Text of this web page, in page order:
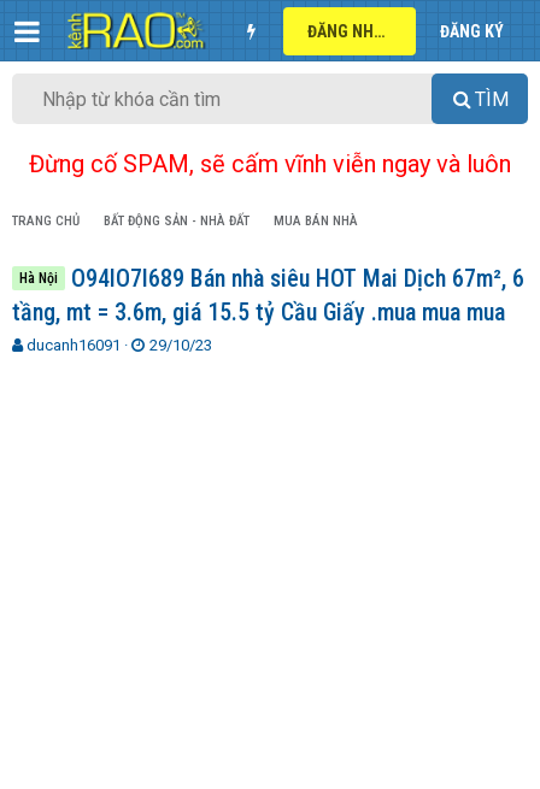
ĐĂNG NHẬP ĐĂNG KÝ
TÌM
Đừng cố SPAM, sẽ cấm vĩnh viễn ngay và luôn
TRANG CHỦ BẤT ĐỘNG SẢN - NHÀ ĐẤT MUA BÁN NHÀ
Hà Nội
O94lO7l689 Bán nhà siêu HOT Mai Dịch 67m², 6
tầng, mt = 3.6m, giá 15.5 tỷ Cầu Giấy .mua mua mua
T
ducanh16091
N
29/10/23